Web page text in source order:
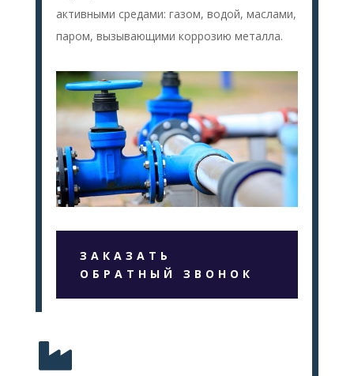
активными средами: газом, водой, маслами,
паром, вызывающими коррозию металла.
ЗАКАЗАТЬ
ОБРАТНЫЙ ЗВОНОК
